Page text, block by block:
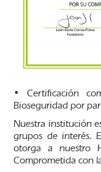
• Certificación
Bioseguridad por
Nuestra institución
grupos de interés.
otorga a nuestro
Comprometida con